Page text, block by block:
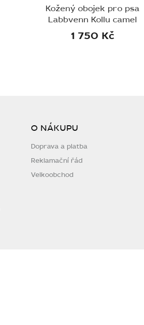
Kožený obojek pro psa
Labbvenn Kollu camel
1 750 Kč
O NÁKUPU
Doprava a platba
Reklamační řád
Velkoobchod